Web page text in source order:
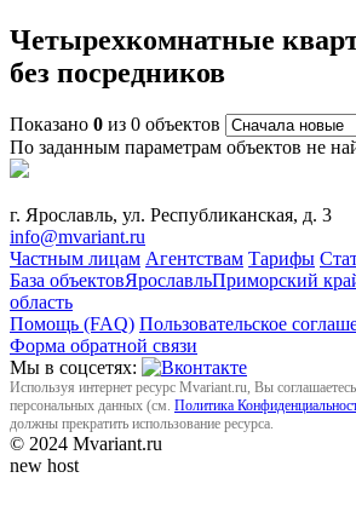
Четырехкомнатные
без посредников
Показано 0 из 0 объектов
По заданным параметрам объектов не
г. Ярославль, ул. Республиканская, д. 3
info@mvariant.ru
Частным лицам Агентствам Тарифы
База объектовЯрославльПриморский
область
Помощь (FAQ) Пользовательское
Форма обратной связи
Мы в соцсетях:
Используя интернет ресурс Mvariant.ru, Вы
персональных данных (см. Политика
должны прекратить использование ресурса.
© 2024 Mvariant.ru
new host